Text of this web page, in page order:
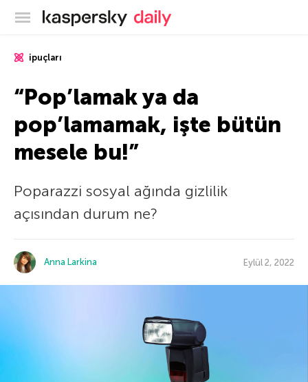
Kaspersky Resmi Blogu
ipuçları
“Pop’lamak ya da
pop’lamamak, işte bütün
mesele bu!”
Poparazzi sosyal ağında gizlilik
açısından durum ne?
Anna Larkina Eylül 2, 2022